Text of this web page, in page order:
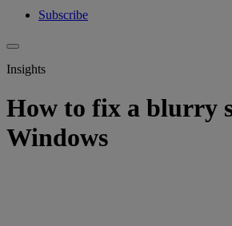
Subscribe
Insights
How to fix a blurry
Windows